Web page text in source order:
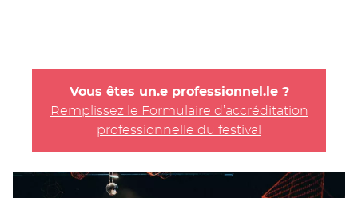
Vous êtes un.e professionnel.le ?
Remplissez le Formulaire d’accréditation
professionnelle du festival